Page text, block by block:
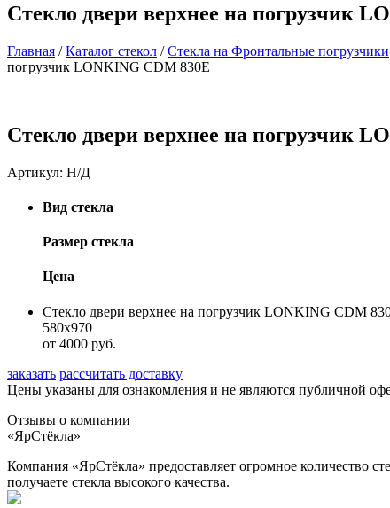
Стекло двери верхнее на погрузчик
Главная /Каталог стекол /Стекла на Фронтальные погрузчики
погрузчик LONKING CDM 830E
Стекло двери верхнее на погрузчик
Артикул: Н/Д
Вид стекла
Размер стекла
Цена
Стекло двери верхнее на погрузчик LONKING CDM
580х970
от 4000 руб.
заказать рассчитать доставку
Цены указаны для ознакомления и не являются публичной
Отзывы о компании
«ЯрСтёкла»
Компания «ЯрСтёкла» предоставляет огромное количество
получаете стекла высокого качества.